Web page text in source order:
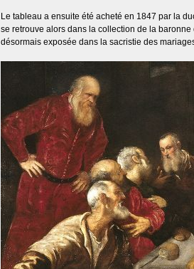
Le tableau a ensuite été acheté en 1847 par la
se retrouve alors dans la collection de la
désormais exposée dans la sacristie des